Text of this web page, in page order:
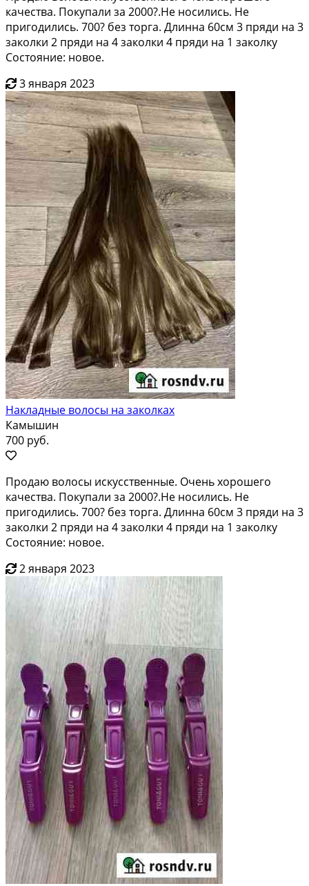
качества. Покупали за 2000?.Не носились. Не
пригодились. 700? без торга. Длинна 60см 3 пряди на 3
заколки 2 пряди на 4 заколки 4 пряди на 1 заколку
Состояние: новое.
3 января 2023
Накладные волосы на заколках
Камышин
700 руб.
Продаю волосы искусственные. Очень хорошего
качества. Покупали за 2000?.Не носились. Не
пригодились. 700? без торга. Длинна 60см 3 пряди на 3
заколки 2 пряди на 4 заколки 4 пряди на 1 заколку
Состояние: новое.
2 января 2023